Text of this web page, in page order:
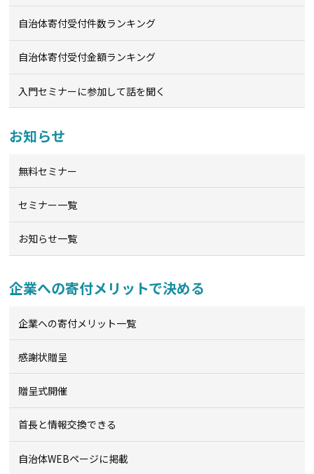
自治体寄付受付件数ランキング
自治体寄付受付金額ランキング
入門セミナーに参加して話を聞く
お知らせ
無料セミナー
セミナー一覧
お知らせ一覧
企業への寄付メリットで決める
企業への寄付メリット一覧
感謝状贈呈
贈呈式開催
首長と情報交換できる
自治体WEBページに掲載